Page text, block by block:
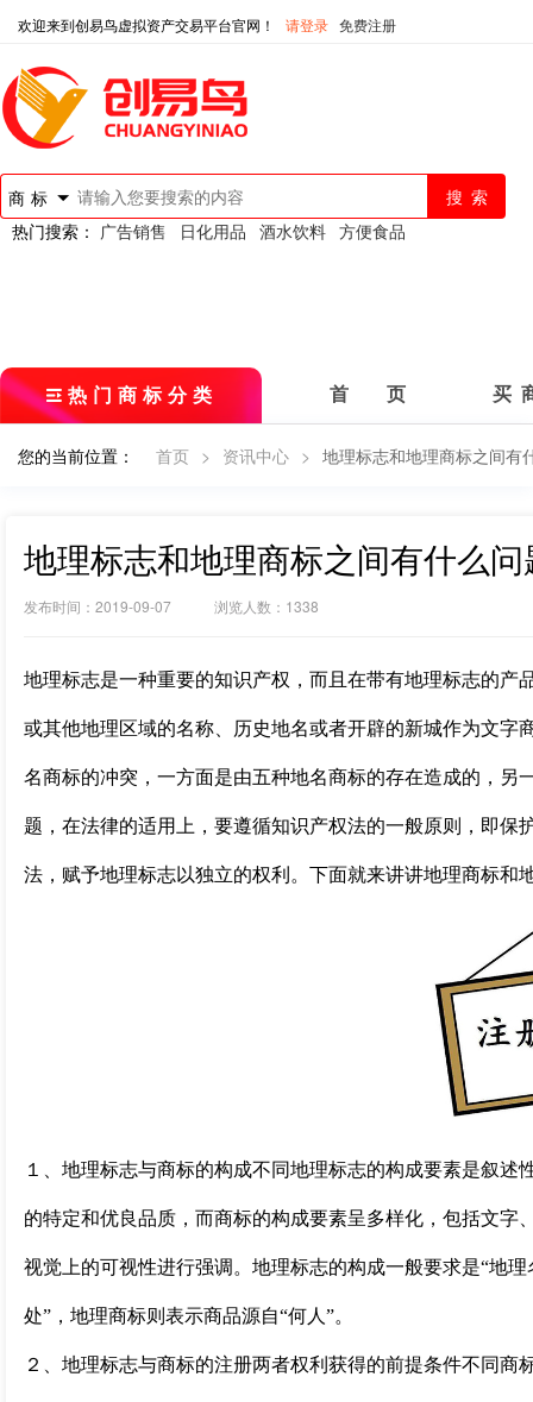
欢迎来到创易鸟虚拟资产交易平台官网！ 请登录 免费注册
商标
热门搜索： 广告销售 日化用品 酒水饮料 方便食品
热门商标分类 首 页 买
您的当前位置： 首页 > 资讯中心 > 地理标志和地理商标之间有
地理标志和地理商标之间有什么
发布时间：2019-09-07 浏览人数：1338
地理标志是一种重要的知识产权，而且在带有地理标志的
或其他地理区域的名称、历史地名或者开辟的新城作为文
名商标的冲突，一方面是由五种地名商标的存在造成的，
题，在法律的适用上，要遵循知识产权法的一般原则，即
法，赋予地理标志以独立的权利。下面就来讲讲地理商标和
１、地理标志与商标的构成不同地理标志的构成要素是叙
的特定和优良品质，而商标的构成要素呈多样化，包括文
视觉上的可视性进行强调。地理标志的构成一般要求是“地
处”，地理商标则表示商品源自“何人”。
２、地理标志与商标的注册两者权利获得的前提条件不同